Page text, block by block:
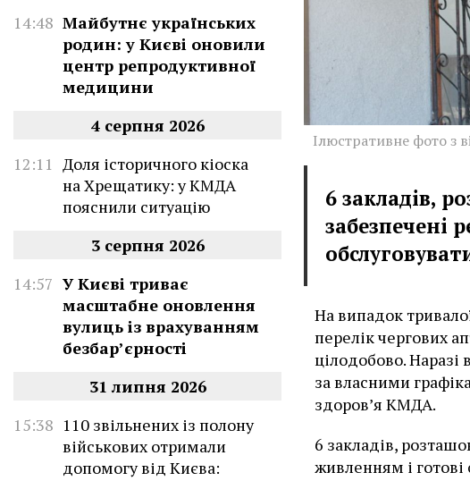
14:48 Майбутнє українських
родин: у Києві оновили
центр репродуктивної
медицини
4 серпня 2026
12:11 Доля історичного кіоска
на Хрещатику: у КМДА
пояснили ситуацію
3 серпня 2026
14:57 У Києві триває
масштабне оновлення
вулиць із врахуванням
безбар’єрності
31 липня 2026
15:38 110 звільнених із полону
військових отримали
допомогу від Києва:
Ілюстративне фото з
6 закладів,
забезпечені
На випадок
перелік чергових
цілодобово.
за власними
здоров’я КМДА.
6 закладів,
живленням і готові